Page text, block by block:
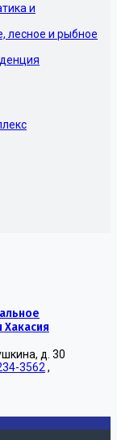
и
лесное и рыбное
д. 30
3562 ,